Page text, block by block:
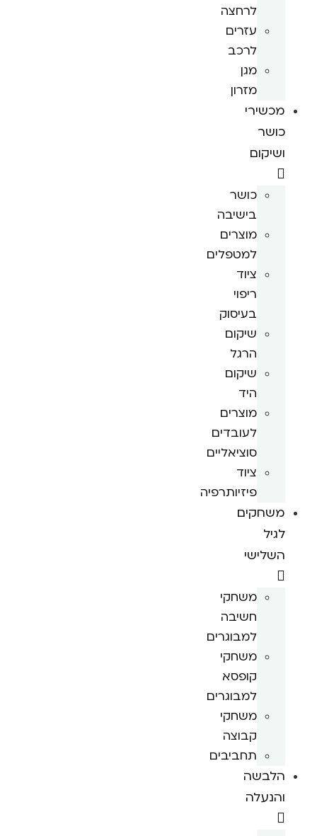
לרחצה
עזרים
לרכב
מגן
מזרון
מכשירי
כושר
ושיקום
כושר
בישיבה
מוצרים
למטפלים
ציוד
ריפוי
בעיסוק
שיקום
הרגל
שיקום
היד
מוצרים
לעובדים
סוציאליים
ציוד
פיזיותרפיה
משחקים
לגיל
השלישי
משחקי
חשיבה
למבוגרים
משחקי
קופסא
למבוגרים
משחקי
קבוצה
תחביבים
הלבשה
והנעלה